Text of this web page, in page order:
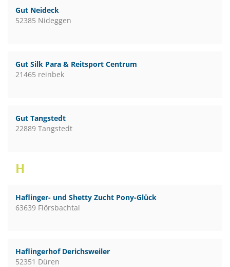
Gut Neideck
52385 Nideggen
Gut Silk Para & Reitsport Centrum
21465 reinbek
Gut Tangstedt
22889 Tangstedt
H
Haflinger- und Shetty Zucht Pony-Glück
63639 Flörsbachtal
Haflingerhof Derichsweiler
52351 Düren